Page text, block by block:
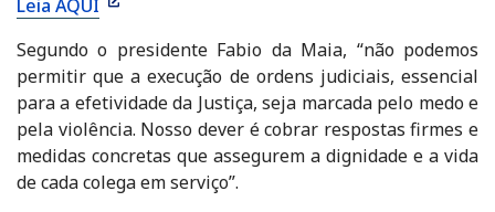
Leia AQUI
Segundo o presidente Fabio da Maia, “não podemos
permitir que a execução de ordens judiciais, essencial
para a efetividade da Justiça, seja marcada pelo medo e
pela violência. Nosso dever é cobrar respostas firmes e
medidas concretas que assegurem a dignidade e a vida
de cada colega em serviço”.